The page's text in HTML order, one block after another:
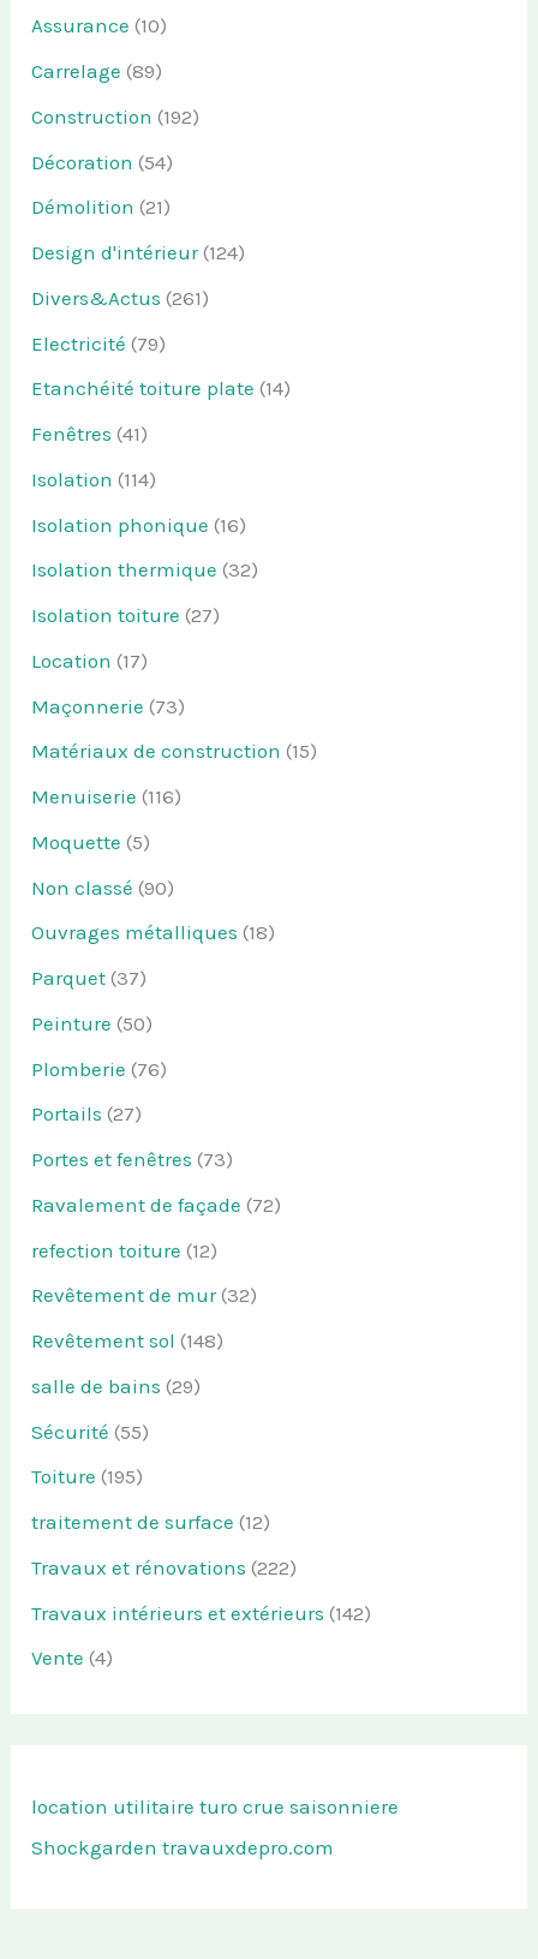
Assurance (10)
Carrelage (89)
Construction (192)
Décoration (54)
Démolition (21)
Design d'intérieur(124)
Divers&Actus (261)
Electricité (79)
Etanchéité toiture plate (14)
Fenêtres (41)
Isolation (114)
Isolation phonique (16)
Isolation thermique (32)
Isolation toiture (27)
Location (17)
Maçonnerie (73)
Matériaux de construction (15)
Menuiserie (116)
Moquette (5)
Non classé (90)
Ouvrages métalliques (18)
Parquet (37)
Peinture (50)
Plomberie (76)
Portails (27)
Portes et fenêtres (73)
Ravalement de façade (72)
refection toiture (12)
Revêtement de mur(32)
Revêtement sol (148)
salle de bains (29)
Sécurité (55)
Toiture (195)
traitement de surface (12)
Travaux et rénovations (222)
Travaux intérieurs et extérieurs (142)
Vente (4)
location utilitaire turo crue saisonniere
Shockgarden travauxdepro.com